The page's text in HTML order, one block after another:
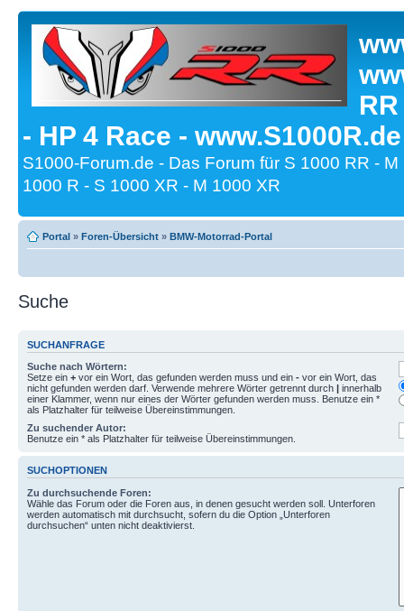
- HP 4 Race -
S1000-Forum.de - Das Forum für S 1000 RR -
1000 R - S 1000 XR - M 1000 XR
Portal » Foren-Übersicht » BMW-Motorrad-Portal
Suche
SUCHANFRAGE
Suche nach Wörtern:
Setze ein + vor ein Wort, das gefunden werden muss und ein - vor ein Wort, das
nicht gefunden werden darf. Verwende mehrere Wörter getrennt durch | innerhalb
einer Klammer, wenn nur eines der Wörter gefunden werden muss. Benutze ein *
als Platzhalter für teilweise Übereinstimmungen.
Zu suchender Autor:
Benutze ein * als Platzhalter für teilweise Übereinstimmungen.
SUCHOPTIONEN
Zu durchsuchende Foren:
Wähle das Forum oder die Foren aus, in denen gesucht werden soll. Unterforen
werden automatisch mit durchsucht, sofern du die Option „Unterforen
durchsuchen“ unten nicht deaktivierst.